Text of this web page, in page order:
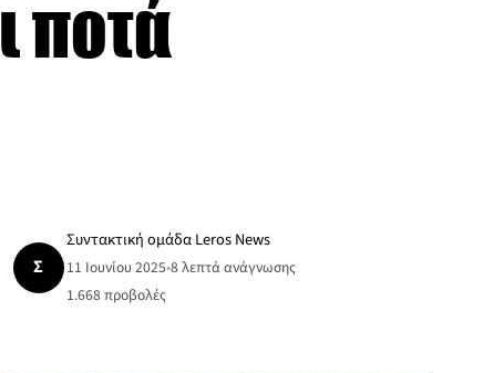
ποτά
Σ
Συντακτική ομάδα Leros News
11 Ιουνίου 2025•8 λεπτά ανάγνωσης
1.668 προβολές